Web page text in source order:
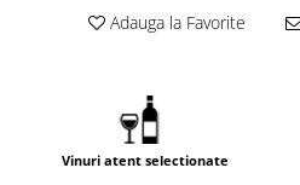
Adauga la Favorite
Vinuri atent selectionate